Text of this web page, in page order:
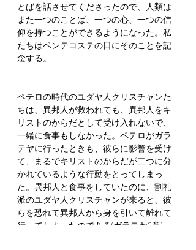
とばを話させてくださったので、人類は
また一つのことば、一つの心、一つの信
仰を持つことができるようになった。私
たちはペンテコステの日にそのことを記
念する。
ペテロの時代のユダヤ人クリスチャンた
ちは、異邦人が救われても、異邦人をキ
リストのからだとして受け入れないで、
一緒に食事もしなかった。ペテロがガラ
テヤに行ったときも、彼らに影響を受け
て、まるでキリストのからだが二つに分
かれているような行動をとってしまっ
た。異邦人と食事をしていたのに、割礼
派のユダヤ人クリスチャンが来ると、彼
らを恐れて異邦人から身を引いて離れて
行ってしまったのである(ガラテヤ2章)。